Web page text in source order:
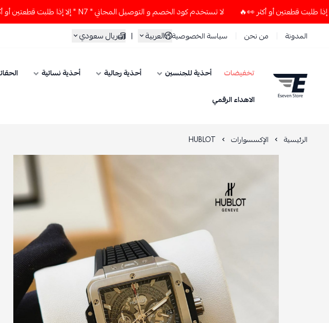
لا تستخدم كود الخصم و التوصيل المجاني " N7 " إلا إذا طلبت قطعتين أو أكثر 👀🔥
المدونة من نحن سياسة الخصوصية العربية | ريال سعودي
ESEVEN STORE
تخفيضات أحذية للجنسين أحذية رجالية أحذية نسائية
الاهداء الرقمي
الرئيسية الإكسسوارات HUBLOT